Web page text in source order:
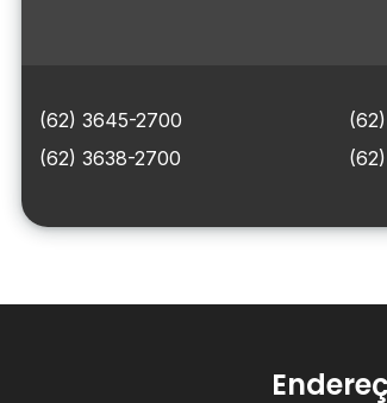
(62) 3645-2700
(62) 3638-2700